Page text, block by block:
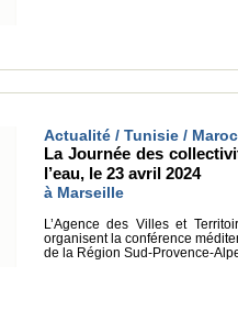
Actualité / Tunisie /
La Journée des
l’eau, le 23 avril 2024
à Marseille
L’Agence des Villes et
organisent la conférence
de la Région Sud-Provence-